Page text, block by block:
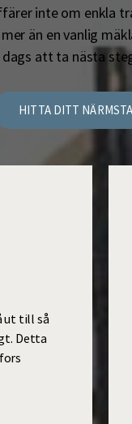
inte om enkla
än en vanlig
att ta nästa
HITTA DITT
ut till så
Detta